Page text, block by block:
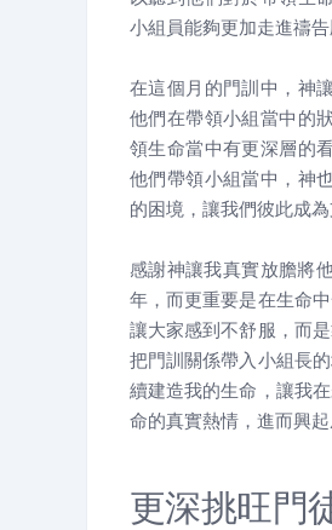
小組員能夠更加走進禱告
在這個月的門訓中，神
他們在帶領小組當中的
領生命當中有更深層的
他們帶領小組當中，神
的困境，讓我們彼此成為
感謝神讓我真實放膽將
年，而更重要是在生命
讓大家感到不舒服，而
把門訓關係帶入小組長
續建造我的生命，讓我
命的真實熱情，進而興
更深挑旺門